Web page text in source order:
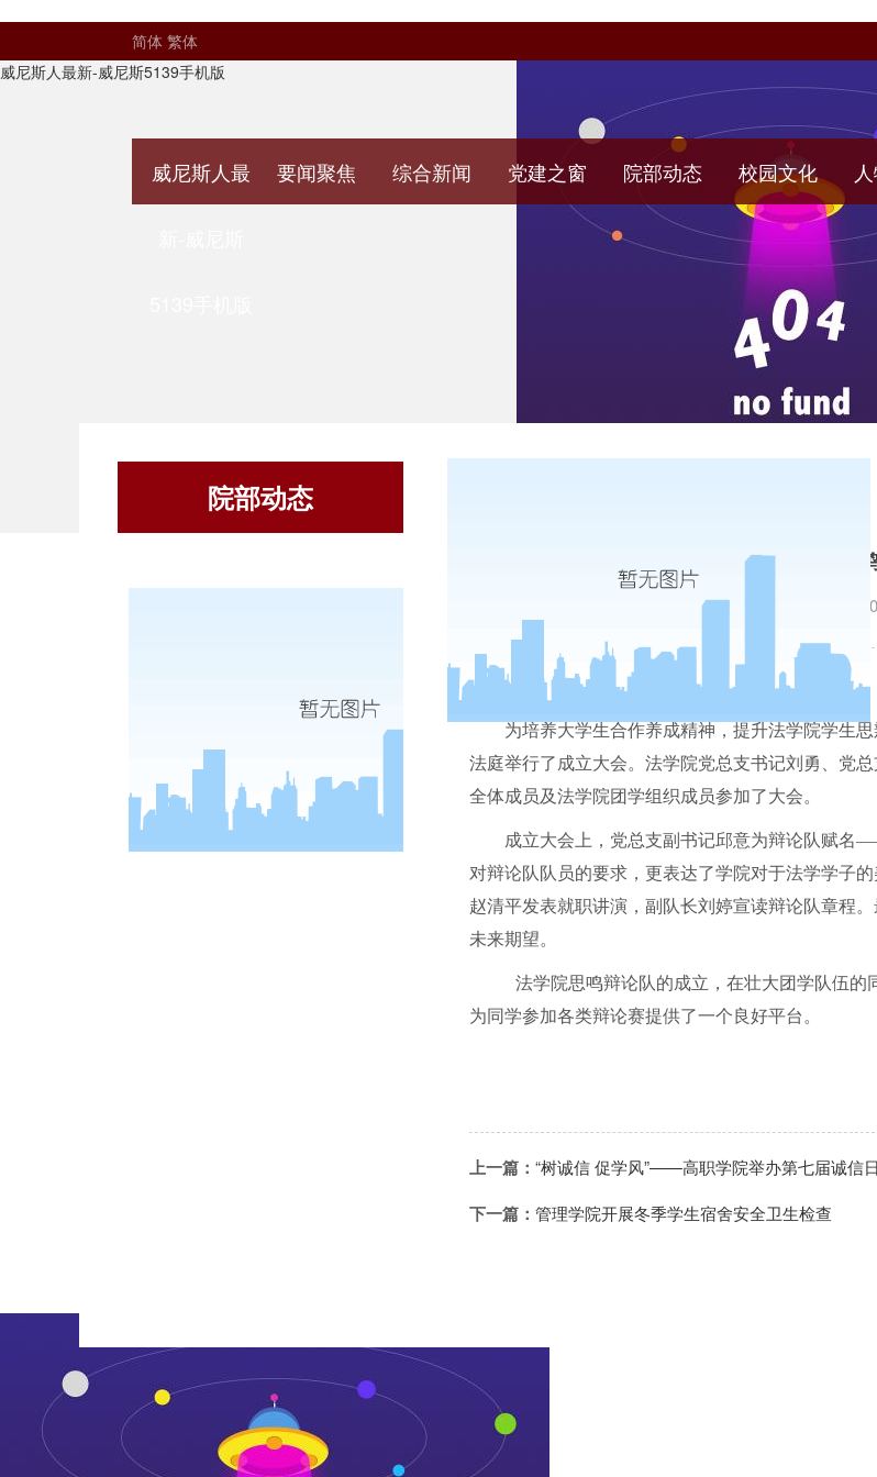
简体 繁体
威尼斯人最新-威尼斯5139手机版
威尼斯人最 要闻聚焦 综合新闻 党建之窗 院部动态 校园文化
院部动态
慎思明辨，戛玉鸣金——法学院成立思
发布日期：
为培养大学生合作养成精神，提升法学院学生
法庭举行了成立大会。法学院党总支书记刘勇、党
全体成员及法学院团学组织成员参加了大会。
成立大会上，党总支副书记邱意为辩论队赋名
对辩论队队员的要求，更表达了学院对于法学学子
赵清平发表就职讲演，副队长刘婷宣读辩论队章程
未来期望。
法学院思鸣辩论队的成立，在壮大团学队伍的
为同学参加各类辩论赛提供了一个良好平台。
上一篇： “树诚信 促学风”——高职学院举办第七届诚信
下一篇： 管理学院开展冬季学生宿舍安全卫生检查